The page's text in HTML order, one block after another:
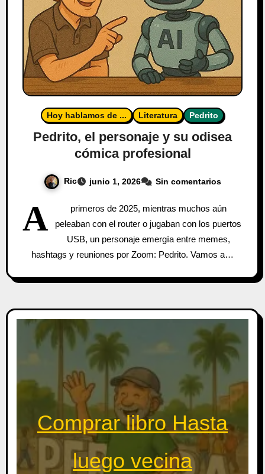
Hoy hablamos de ... Literatura Pedrito
Pedrito, el personaje y su odisea
cómica profesional
Ric junio 1, 2026 Sin comentarios
A
primeros de 2025, mientras muchos aún
peleaban con el router o jugaban con los puertos
USB, un personaje emergía entre memes,
hashtags y reuniones por Zoom: Pedrito. Vamos a…
Comprar libro Hasta
luego vecina